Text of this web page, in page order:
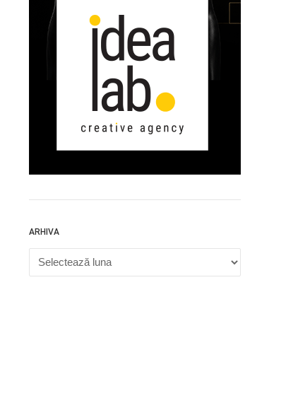
ARHIVA
Arhiva